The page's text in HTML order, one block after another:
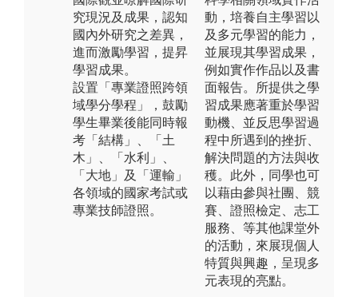
究現況及成果，認知
國內外研究之差異，
進而激勵學習，提昇
學習成果。
設置「專業證照跨領
域學分學程」，鼓勵
學生畢業後能同時報
考「結構」、「土
木」、「水利」、
「大地」及「運輸」
各領域的國家考試或
專業技師證照。
動，培養自主學習以
及多元學習的能力，
並展現其學習成果，
例如實作作品以及書
面報告。所提供之學
習成果應著重於學習
動機、並反思學習過
程中所遇到的挫折、
解決問題的方法與收
穫。此外，同學也可
以藉由參與社團、競
賽、證照檢定、志工
服務、等其他課堂外
的活動，來展現個人
特質與興趣，呈現多
元表現的亮點。